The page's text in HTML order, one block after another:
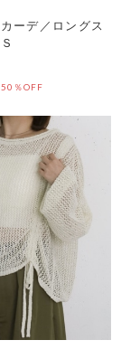
ーデ／ロングス
50％OFF